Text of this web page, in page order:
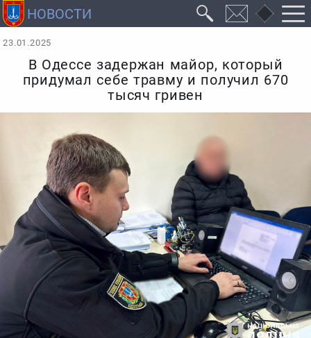
23.01.2025
В Одессе задержан майор, который
придумал себе травму и получил 670
тысяч гривен